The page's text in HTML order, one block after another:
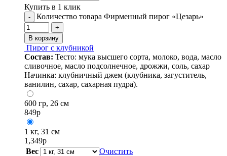
Купить в 1 клик
- Количество товара Фирменный пирог «Цезарь»
+
В корзину
Пирог с клубникой
Состав: Тесто: мука высшего сорта, молоко, вода, масло
сливочное, масло подсолнечное, дрожжи, соль, сахар
Начинка: клубничный джем (клубника, загуститель,
ванилин, сахар, сахарная пудра).
600 гр, 26 см
849р
1 кг, 31 см
1,349р
Вес
Очистить